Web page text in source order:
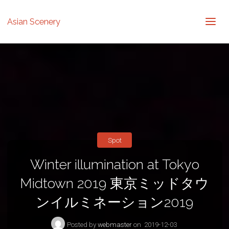
Asian Scenery
Winter illumination at Tokyo
Midtown 2019 東京ミッドタウ
ンイルミネーション2019
Posted bywebmasteron 2019-12-03
Spot